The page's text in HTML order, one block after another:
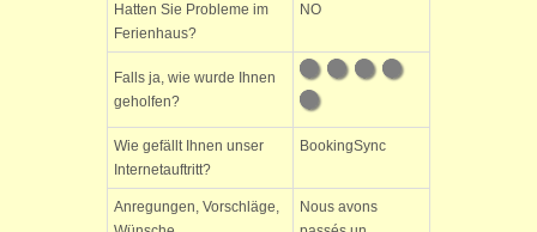
Hatten Sie Probleme im
Ferienhaus?
NO
Falls ja, wie wurde Ihnen
geholfen?
Wie gefällt Ihnen unser
Internetauftritt?
BookingSync
Anregungen, Vorschläge,
Nous avons